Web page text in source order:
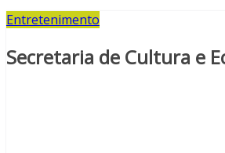
Entretenimento
Secretaria de Cultura e